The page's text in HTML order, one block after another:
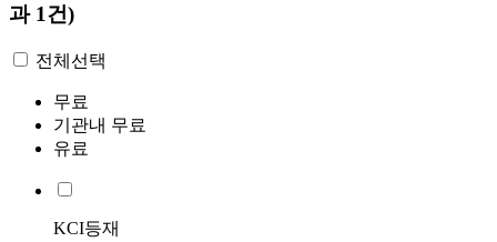
과 1건)
전체선택
무료
기관내 무료
유료
KCI등재